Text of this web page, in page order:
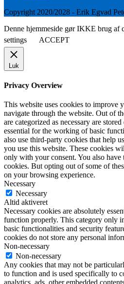
Copyright 2020/2028 - Erik Egvad
Denne hjemmeside gør IKKE brug af
settings
ACCEPT
Luk
Privacy Overview
This website uses cookies to improve
navigate through the website. Out of
are categorized as necessary are
essential for the working of basic
also use third-party cookies that help
you use this website. These cookies
only with your consent. You also
cookies. But opting out of some of
on your browsing experience.
Necessary
Necessary
Altid aktiveret
Necessary cookies are absolutely
function properly. This category only
basic functionalities and security
cookies do not store any personal
Non-necessary
Non-necessary
Any cookies that may not be
to function and is used specifically to